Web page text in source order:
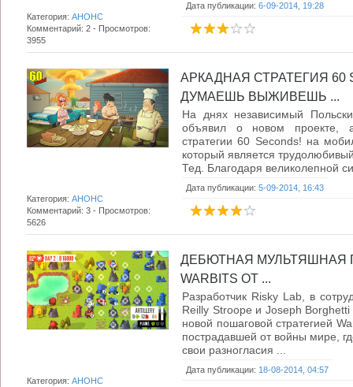
Дата публикации: 6-09-2014, 19:28
Категория: АНОНС
Комментарий: 2 - Просмотров:
3955
АРКАДНАЯ СТРАТЕГИЯ 60
ДУМАЕШЬ ВЫЖИВЕШЬ ...
На днях независимый
объявил о новом проекте,
стратегии 60 Seconds! на
который является
Тед. Благодаря великолепной
Дата публикации: 5-09-2014, 16:43
Категория: АНОНС
Комментарий: 3 - Просмотров:
5626
ДЕБЮТНАЯ МУЛЬТЯШНАЯ
WARBITS ОТ ...
Разработчик Risky Lab, в
Reilly Stroope и Joseph
новой пошаговой стратегией
пострадавшей от войны мире,
свои разногласия ...
Дата публикации: 18-08-2014, 04:57
Категория: АНОНС